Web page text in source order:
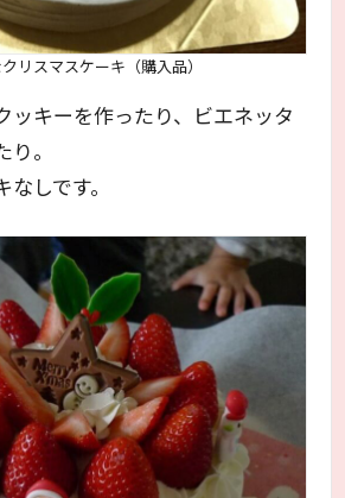
リスマスケーキ（購入品）
ッキーを作ったり、ビエネッタ
。
しです。